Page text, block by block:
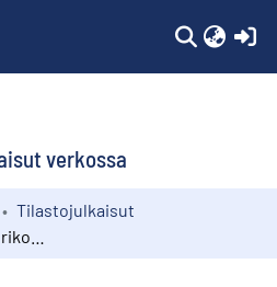
verkossa
Tilastojulkaisut